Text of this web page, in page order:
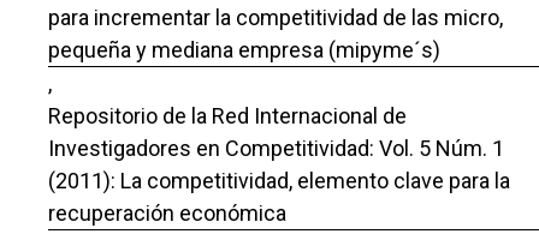
para incrementar la competitividad de las micro,
pequeña y mediana empresa (mipyme´s)
,
Repositorio de la Red Internacional de
Investigadores en Competitividad: Vol. 5 Núm. 1
(2011): La competitividad, elemento clave para la
recuperación económica